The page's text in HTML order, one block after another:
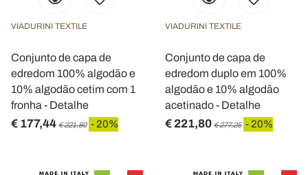
VIADURINI TEXTILE
Conjunto de capa de
edredom 100% algodão e
10% algodão cetim com 1
fronha - Detalhe
€ 177,44 € 221,80 - 20%
VIADURINI TEXTILE
Conjunto de capa de
edredom duplo em 100%
algodão e 10% algodão
acetinado - Detalhe
€ 221,80 € 277,25 - 20%